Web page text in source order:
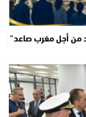
من أجل مغرب صاعد”